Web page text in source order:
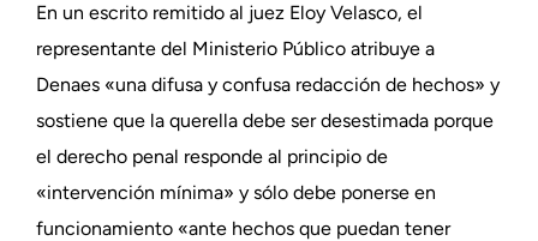
En un escrito remitido al juez Eloy Velasco, el
representante del Ministerio Público atribuye a
Denaes «una difusa y confusa redacción de hechos» y
sostiene que la querella debe ser desestimada porque
el derecho penal responde al principio de
«intervención mínima» y sólo debe ponerse en
funcionamiento «ante hechos que puedan tener